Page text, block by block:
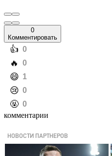
0
Комментировать
️👍 0
️🔥 0
️😄 1
️😢 0
️🤬 0
комментарии